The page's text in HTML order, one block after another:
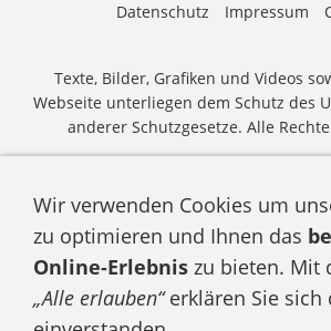
Datenschutz Impressum
Texte, Bilder, Grafiken und Videos
Webseite unterliegen dem Schutz des
anderer Schutzgesetze. Alle
© HSG WAGRIEN | O/G-Cup 2026 •E-
Wir verwenden Cookies um
zu optimieren und Ihnen das
Online-Erlebnis zu bieten. Mit
„Alle erlauben“erklären Sie sich